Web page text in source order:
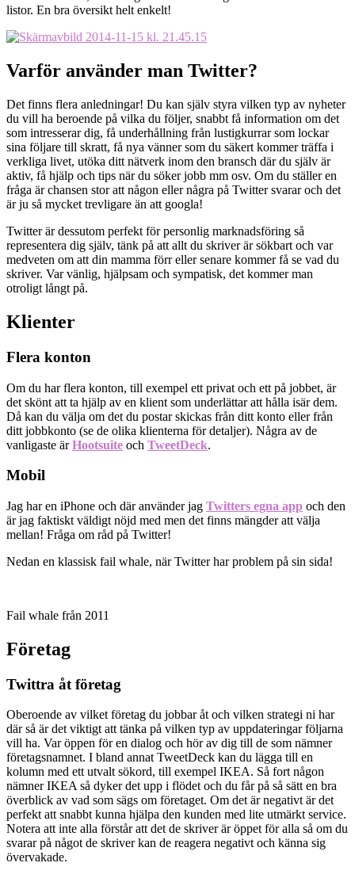
listor. En bra översikt helt enkelt!
Varför använder man Twitter?
Det finns flera anledningar! Du kan själv styra vilken typ av nyheter
du vill ha beroende på vilka du följer, snabbt få information om det
som intresserar dig, få underhållning från lustigkurrar som lockar
sina följare till skratt, få nya vänner som du säkert kommer träffa i
verkliga livet, utöka ditt nätverk inom den bransch där du själv är
aktiv, få hjälp och tips när du söker jobb mm osv. Om du ställer en
fråga är chansen stor att någon eller några på Twitter svarar och det
är ju så mycket trevligare än att googla!
Twitter är dessutom perfekt för personlig marknadsföring så
representera dig själv, tänk på att allt du skriver är sökbart och var
medveten om att din mamma förr eller senare kommer få se vad du
skriver. Var vänlig, hjälpsam och sympatisk, det kommer man
otroligt långt på.
Klienter
Flera konton
Om du har flera konton, till exempel ett privat och ett på jobbet, är
det skönt att ta hjälp av en klient som underlättar att hålla isär dem.
Då kan du välja om det du postar skickas från ditt konto eller från
ditt jobbkonto (se de olika klienterna för detaljer). Några av de
vanligaste ärHootsuite och TweetDeck.
Mobil
Jag har en iPhone och där använder jag Twitters egna app och den
är jag faktiskt väldigt nöjd med men det finns mängder att välja
mellan! Fråga om råd på Twitter!
Nedan en klassisk fail whale, när Twitter har problem på sin sida!
Fail whale från 2011
Företag
Twittra åt företag
Oberoende av vilket företag du jobbar åt och vilken strategi ni har
där så är det viktigt att tänka på vilken typ av uppdateringar följarna
vill ha. Var öppen för en dialog och hör av dig till de som nämner
företagsnamnet. I bland annat TweetDeck kan du lägga till en
kolumn med ett utvalt sökord, till exempel IKEA. Så fort någon
nämner IKEA så dyker det upp i flödet och du får på så sätt en bra
överblick av vad som sägs om företaget. Om det är negativt är det
perfekt att snabbt kunna hjälpa den kunden med lite utmärkt service.
Notera att inte alla förstår att det de skriver är öppet för alla så om du
svarar på något de skriver kan de reagera negativt och känna sig
övervakade.